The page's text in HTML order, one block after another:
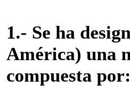
1.- Se ha
América) una
compuesta por: